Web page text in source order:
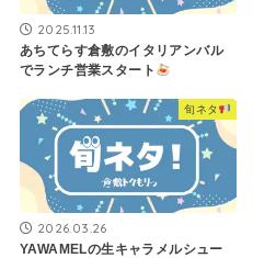
2025.11.13
あちてらす倉敷のイタリアンバル
でランチ営業スタート
旬ネタ
2026.03.26
YAWAMELの生キャラメルシュー